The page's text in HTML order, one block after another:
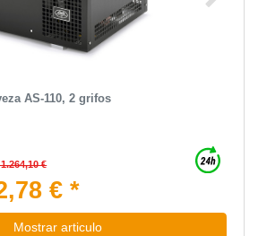
AS-110, 2 grifos
€
€ *
Mostrar articulo